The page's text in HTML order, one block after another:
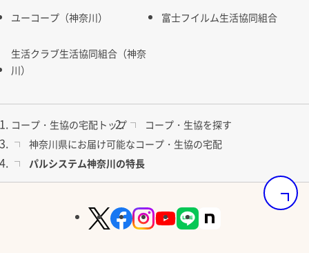
ユーコープ（神奈川） 富士フイルム生活協同組合
生活クラブ生活協同組合（神奈
川）
コープ・生協の宅配トップ
コープ・生協を探す
神奈川県にお届け可能なコープ・生協の宅配
パルシステム神奈川の特長
ページ